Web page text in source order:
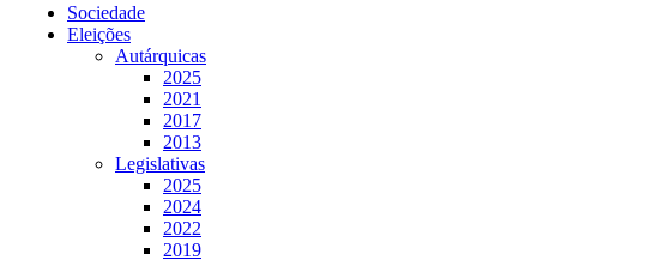
Sociedade
Eleições
Autárquicas
2025
2021
2017
2013
Legislativas
2025
2024
2022
2019